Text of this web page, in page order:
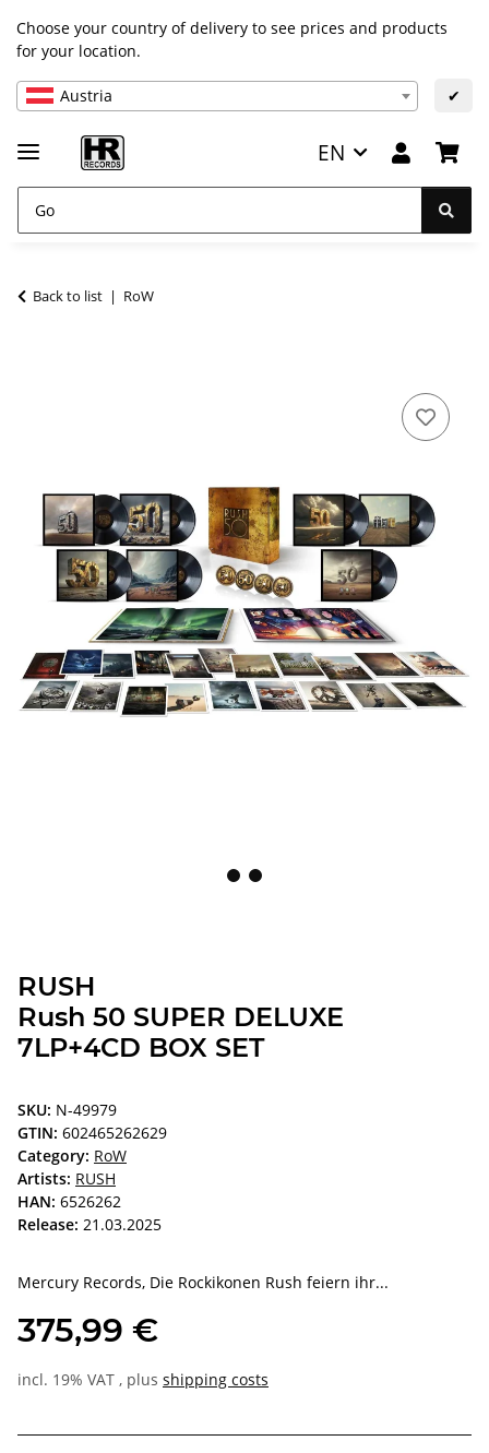
Choose your country of delivery to see prices and products
for your location.
Austria ✔
EN
Back to list RoW
RUSH
Rush 50 SUPER DELUXE
7LP+4CD BOX SET
SKU: N-49979
GTIN: 602465262629
Category: RoW
Artists: RUSH
HAN: 6526262
Release: 21.03.2025
Mercury Records, Die Rockikonen Rush feiern ihr...
375,99 €
incl. 19% VAT , plus shipping costs